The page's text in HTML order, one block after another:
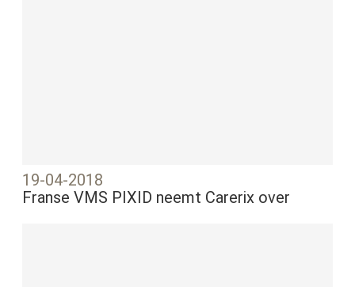
19-04-2018
Franse VMS PIXID neemt Carerix over